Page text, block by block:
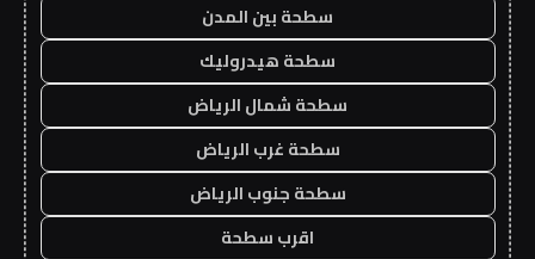
سطحة بين المدن
سطحة هيدروليك
سطحة شمال الرياض
سطحة غرب الرياض
سطحة جنوب الرياض
اقرب سطحة